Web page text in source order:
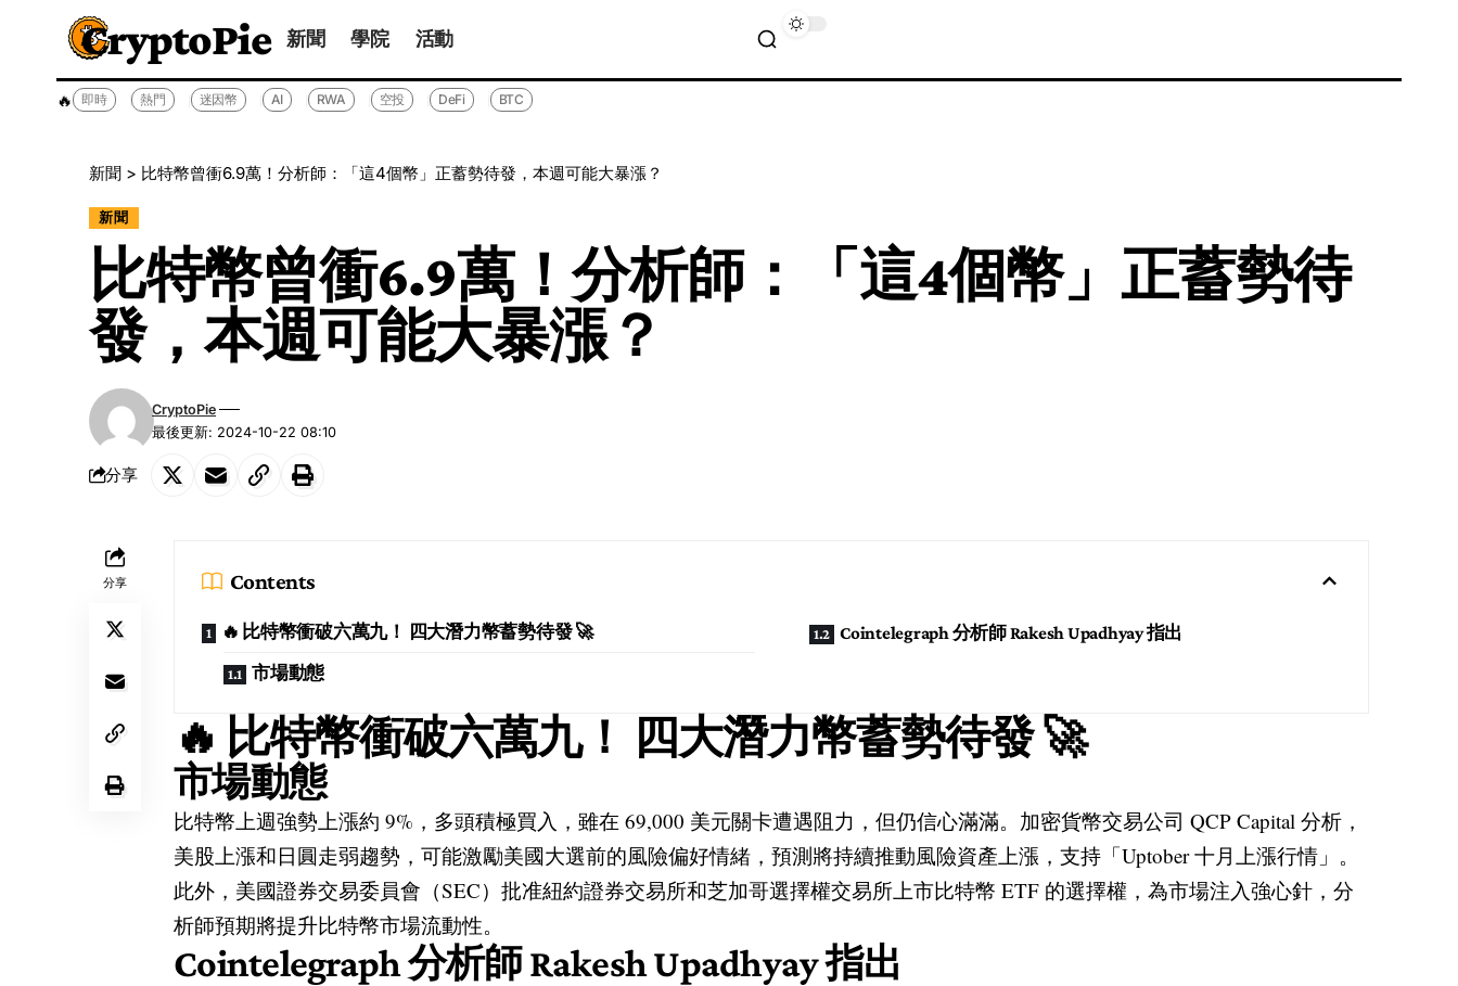
CryptoPie 新聞 學院 活動
🔥 即時 熱門 迷因幣 AI RWA 空投 DeFi BTC
新聞 > 比特幣曾衝6.9萬！分析師：「這4個幣」正蓄勢待發，本週可能大暴漲？
新聞
比特幣曾衝6.9萬！分析師：「這4個幣」正蓄勢待
發，本週可能大暴漲？
最後更新: 2024-10-22 08:10
CryptoPie
分享
分享 Contents
🔥 比特幣衝破六萬九！ 四大潛力幣蓄勢待發 🚀
市場動態
Cointelegraph 分析師 Rakesh Upadhyay 指出
🔥 比特幣衝破六萬九！ 四大潛力幣蓄勢待發 🚀
市場動態
比特幣上週強勢上漲約 9%，多頭積極買入，雖在 69,000 美元關卡遭遇阻力，但仍信心滿滿。加密貨幣交易公司 QCP Capital 分析，
美股上漲和日圓走弱趨勢，可能激勵美國大選前的風險偏好情緒，預測將持續推動風險資產上漲，支持「Uptober 十月上漲行情」。
此外，美國證券交易委員會（SEC）批准紐約證券交易所和芝加哥選擇權交易所上市比特幣 ETF 的選擇權，為市場注入強心針，分
析師預期將提升比特幣市場流動性。
Cointelegraph分析師 Rakesh Upadhyay 指出